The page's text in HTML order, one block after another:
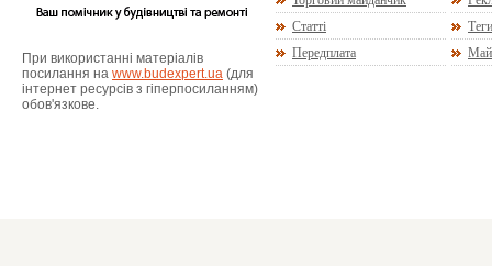
При використанні матеріалів
посилання на www.budexpert.ua (для
інтернет ресурсів з гіперпосиланням)
обов'язкове.
Статті
Теги
Передплата